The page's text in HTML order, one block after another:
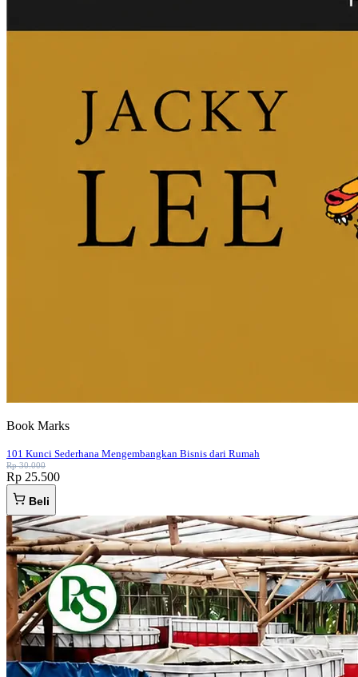
Book Marks
101 Kunci Sederhana Mengembangkan Bisnis dari Rumah
Rp 30.000
Rp 25.500
Beli